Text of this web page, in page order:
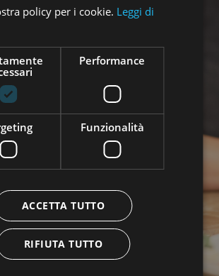
policy per i cookie. Leggi di
Performance
Funzionalità
ACCETTA TUTTO
RIFIUTA TUTTO